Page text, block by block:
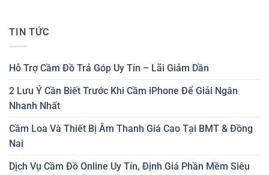
TIN TỨC
Hỗ Trợ Cầm Đồ Trả Góp Uy Tín – Lãi Giảm Dần
2 Lưu Ý Cần Biết Trước Khi Cầm iPhone Để Giải Ngân
Nhanh Nhất
Cầm Loa Và Thiết Bị Âm Thanh Giá Cao Tại BMT & Đồng
Nai
Dịch Vụ Cầm Đồ Online Uy Tín, Định Giá Phần Mềm Siêu